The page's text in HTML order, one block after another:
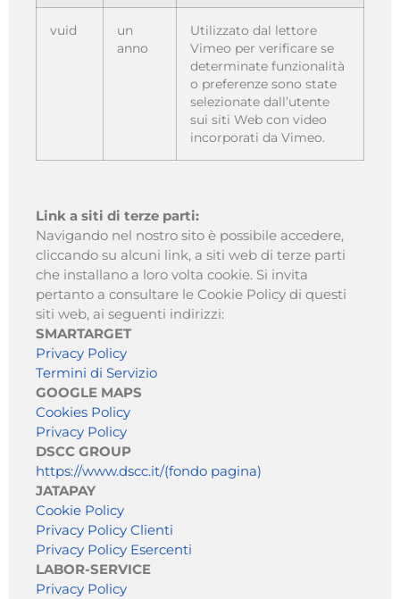
vuid
un
anno
Utilizzato dal lettore
Vimeo per verificare se
determinate funzionalità
o preferenze sono state
selezionate dall’utente
sui siti Web con video
incorporati da Vimeo.
Link a siti di terze parti:
Navigando nel nostro sito è possibile accedere,
cliccando su alcuni link, a siti web di terze parti
che installano a loro volta cookie. Si invita
pertanto a consultare le Cookie Policy di questi
siti web, ai seguenti indirizzi:
SMARTARGET
Privacy Policy
Termini di Servizio
GOOGLE MAPS
Cookies Policy
Privacy Policy
DSCC GROUP
https://www.dscc.it/(fondo pagina)
JATAPAY
Cookie Policy
Privacy Policy Clienti
Privacy Policy Esercenti
LABOR-SERVICE
Privacy Policy